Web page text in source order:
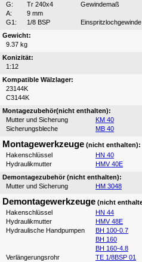
G:
Tr 240x4
Gewindemaß
A:
9 mm
G1:
1/8 BSP
Einspritzlochgewinde
Gewicht:
9.37 kg
Konizität:
1:12
Kompatible Wälzlager:
23144K
C3144K
Montagezubehör(nicht enthalten):
Mutter und Sicherung
KM 40
Sicherungsbleche
MB 40
Montagewerkzeuge (nicht enthalten):
Hakenschlüssel
HN 40
Hydraulikmutter
HMV 40E
Demontagezubehör (nicht enthalten):
Mutter und Sicherung
HM 3048
Demontagewerkzeuge (nicht
Hakenschlüssel
HN 44
Hydraulikmutter
HMV 48E
Hydraulische Handpumpen
BH 100-0.7
BH 160
BH 160-4.8
Verlängerungsrohr
TE 1/8BSP 01